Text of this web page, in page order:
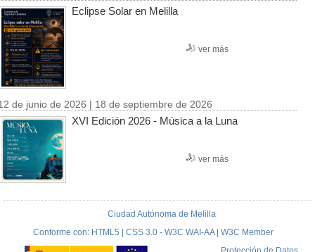
Eclipse Solar en Melilla
ver más
de junio de 2026 | 18 de septiembre de 2026
XVI Edición 2026 - Música a la Luna
ver más
Ciudad Autónoma de Melilla
Conforme con: HTML5 | CSS 3.0 - W3C WAI-AA | W3C Member